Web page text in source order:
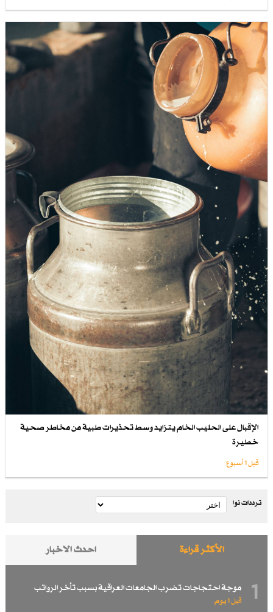
الإقبال على الحليب الخام يتزايد وسط تحذيرات طبية من مخاطر صحية
خطيرة
قبل 1 أسبوع
ترددات نوا
الأكثر قراءة احدث الاخبار
1 موجة احتجاجات تضرب الجامعات العراقية بسبب تأخر الرواتب
قبل 1 یوم